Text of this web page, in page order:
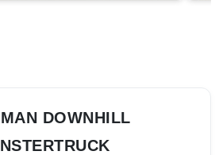
DOWNHILL